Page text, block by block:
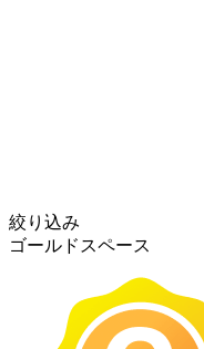
絞り込み
ゴールドスペース